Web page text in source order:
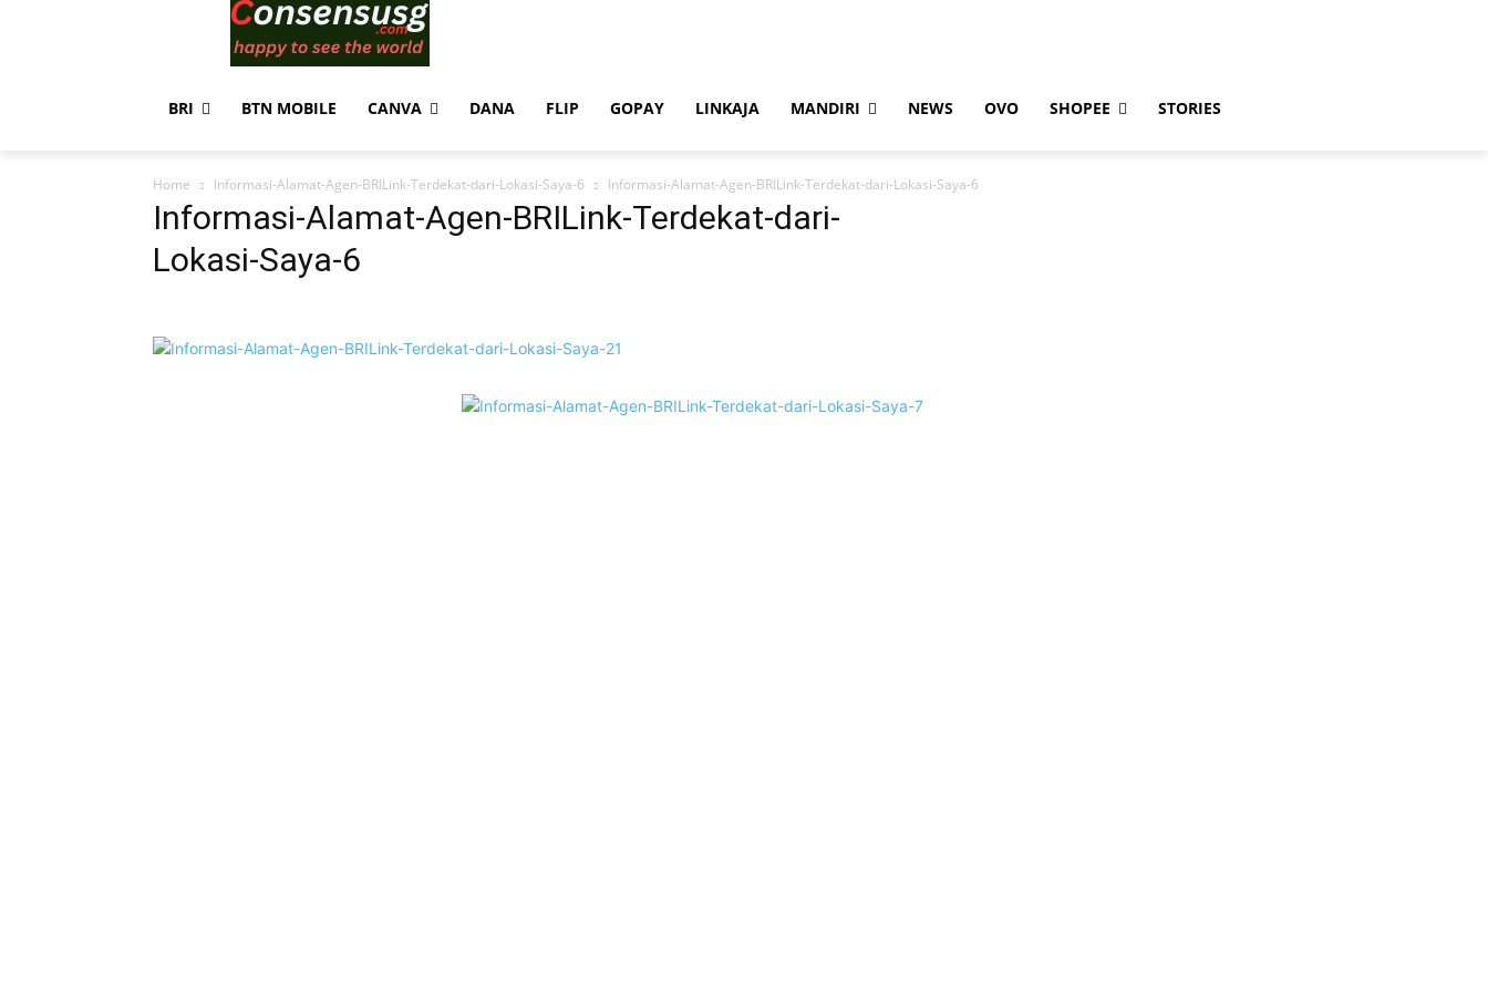
BRI BTN MOBILE CANVA DANA FLIP GOPAY LINKAJA MANDIRI NEWS OVO SHOPEE STORIES
Home Informasi-Alamat-Agen-BRILink-Terdekat-dari-Lokasi-Saya-6 Informasi-Alamat-Agen-BRILink-Terdekat-dari-Lokasi-Saya-6
Informasi-Alamat-Agen-BRILink-Terdekat-dari-
Lokasi-Saya-6